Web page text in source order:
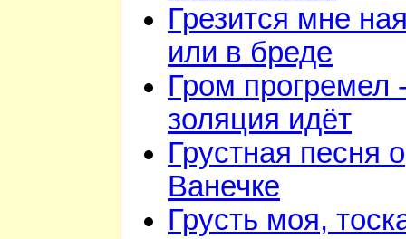
Грезится мне
или в бреде
Гром прогремел
золяция идёт
Грустная песня о
Ванечке
Грусть моя,